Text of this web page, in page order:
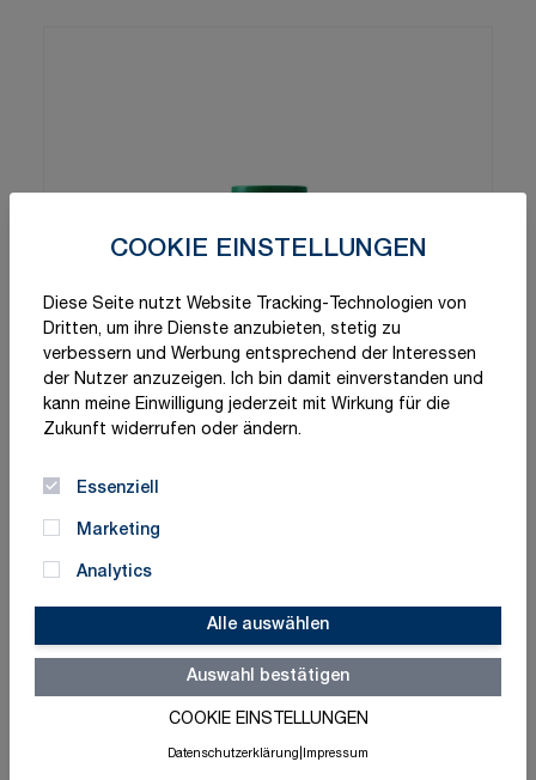
COOKIE EINSTELLUNGEN
Diese Seite nutzt Website Tracking-Technologien von
Dritten, um ihre Dienste anzubieten, stetig zu
verbessern und Werbung entsprechend der Interessen
der Nutzer anzuzeigen. Ich bin damit einverstanden und
kann meine Einwilligung jederzeit mit Wirkung für die
Zukunft widerrufen oder ändern.
Essenziell
Marketing
Analytics
Alle auswählen
Auswahl bestätigen
COOKIE EINSTELLUNGEN
Datenschutzerklärung Impressum
Schnelle Lieferung
Made in Germany